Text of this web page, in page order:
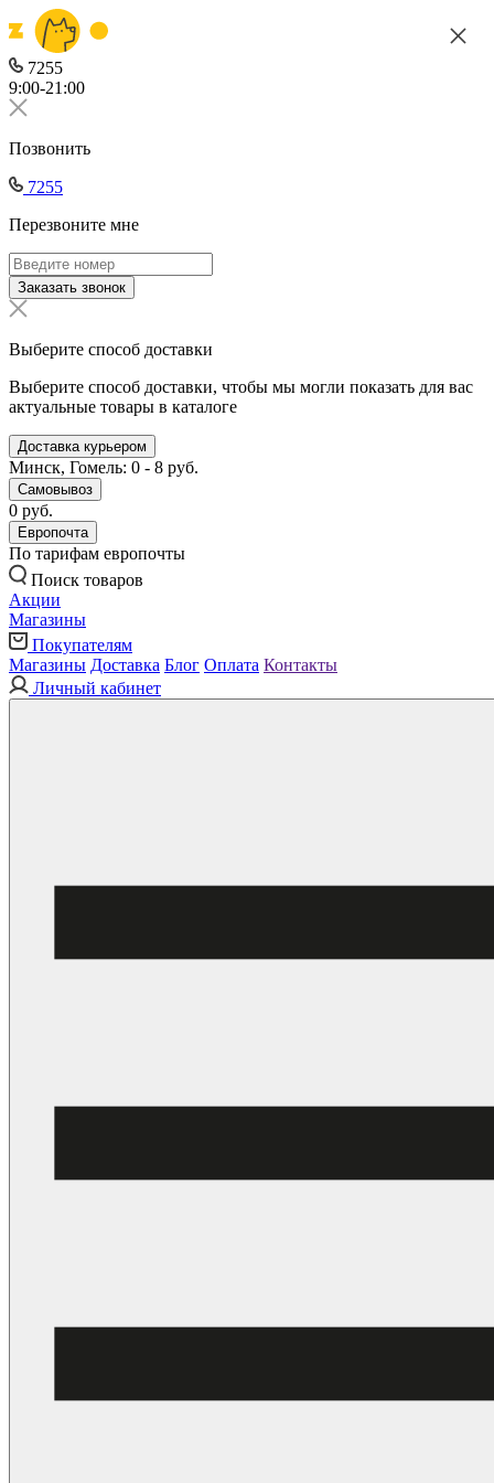
7255
9:00-21:00
Позвонить
7255
Перезвоните мне
Заказать звонок
Выберите способ доставки
Выберите способ доставки, чтобы мы могли показать для вас
актуальные товары в каталоге
Доставка курьером
Минск, Гомель: 0 - 8 руб.
Самовывоз
0 руб.
Европочта
По тарифам европочты
Поиск товаров
Акции
Магазины
Покупателям
Магазины Доставка Блог Оплата Контакты
Личный кабинет